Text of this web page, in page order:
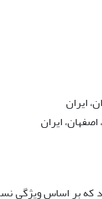
ایران‏
ایران‏
که بر اساس ویژگی